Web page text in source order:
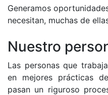
Generamos
necesitan, muchas de
Nuestro
Las personas que
en mejores prácticas
pasan un riguroso